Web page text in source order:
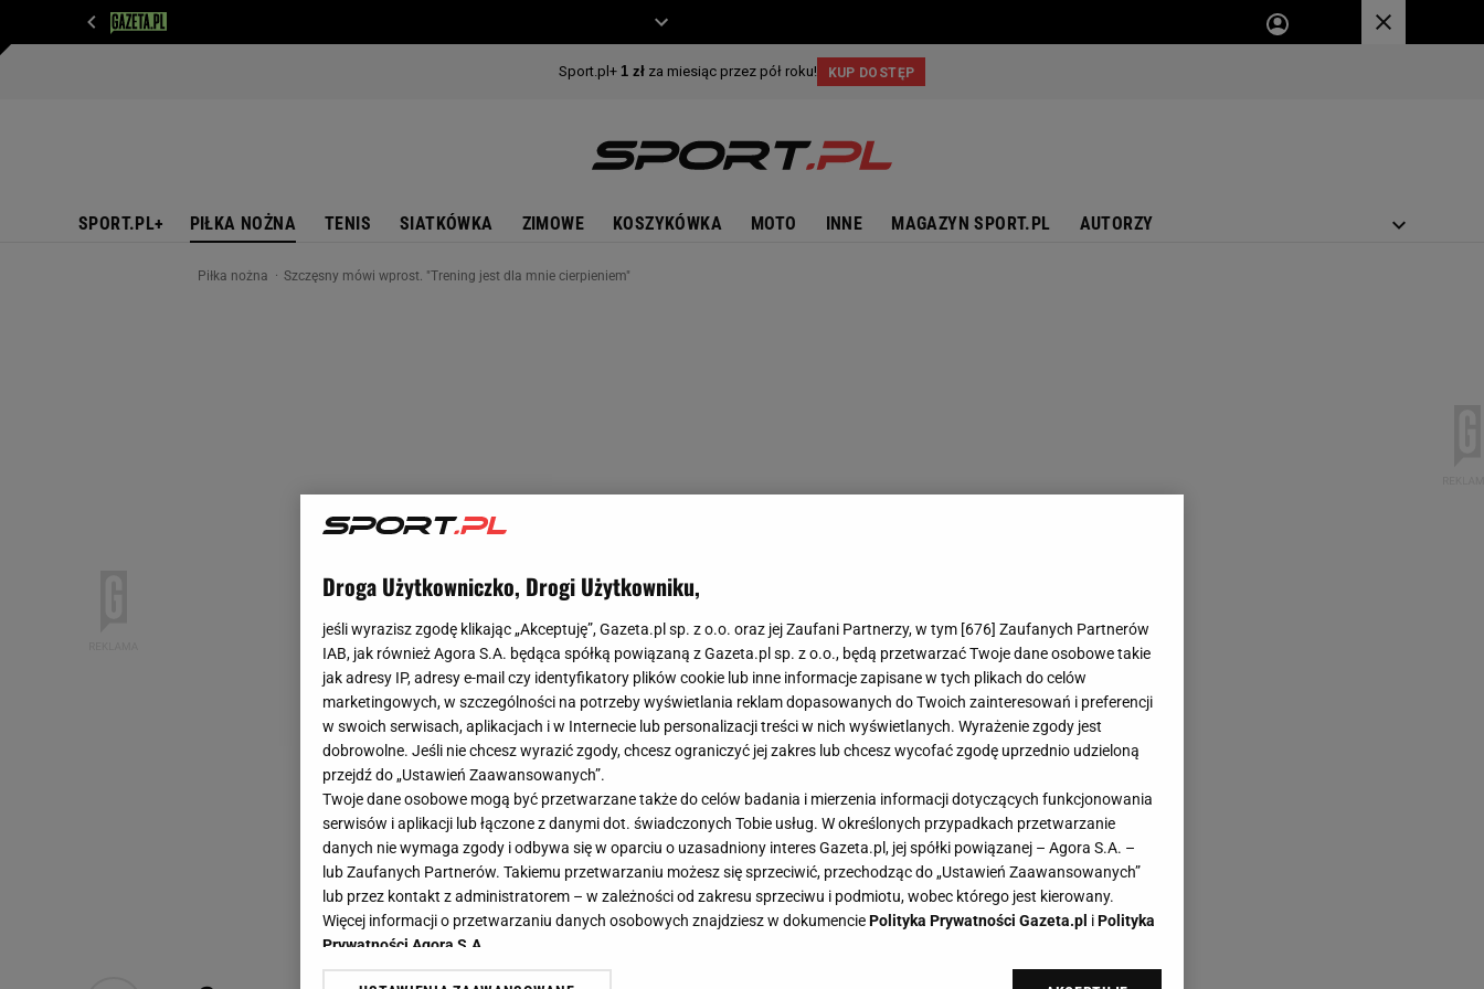
SPORT.PL+ PIŁKA NOŻNA TENIS SIATKÓWKA ZIMOWE KOSZYKÓWKA MOTO INNE MAGAZYN SPORT.PL AUTORZY
Piłka nożna Szczęsny mówi wprost. "Trening jest dla mnie cierpieniem"
Droga Użytkowniczko, Drogi Użytkowniku,
jeśli wyrazisz zgodę klikając „Akceptuję”, Gazeta.pl sp. z o.o. oraz jej Zaufani Partnerzy, w tym [676] Zaufanych Partnerów
IAB, jak również Agora S.A. będąca spółką powiązaną z Gazeta.pl sp. z o.o., będą przetwarzać Twoje dane osobowe takie
jak adresy IP, adresy e-mail czy identyfikatory plików cookie lub inne informacje zapisane w tych plikach do celów
marketingowych, w szczególności na potrzeby wyświetlania reklam dopasowanych do Twoich zainteresowań i preferencji
w swoich serwisach, aplikacjach i w Internecie lub personalizacji treści w nich wyświetlanych. Wyrażenie zgody jest
dobrowolne. Jeśli nie chcesz wyrazić zgody, chcesz ograniczyć jej zakres lub chcesz wycofać zgodę uprzednio udzieloną
przejdź do „Ustawień Zaawansowanych”.
Twoje dane osobowe mogą być przetwarzane także do celów badania i mierzenia informacji dotyczących funkcjonowania
serwisów i aplikacji lub łączone z danymi dot. świadczonych Tobie usług. W określonych przypadkach przetwarzanie
danych nie wymaga zgody i odbywa się w oparciu o uzasadniony interes Gazeta.pl, jej spółki powiązanej – Agora S.A. –
lub Zaufanych Partnerów. Takiemu przetwarzaniu możesz się sprzeciwić, przechodząc do „Ustawień Zaawansowanych”
lub przez kontakt z administratorem – w zależności od zakresu sprzeciwu i podmiotu, wobec którego jest kierowany.
Więcej informacji o przetwarzaniu danych osobowych znajdziesz w dokumenciePolityka Prywatności Gazeta.pl iPolityka
Prywatności Agora S.A.